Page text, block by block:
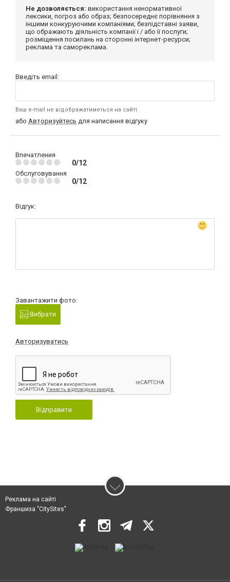
Не дозволяється: використання ненормативної
лексики, погроз або образ; безпосереднє порівняння з
іншими конкуруючими компаніями; безпідставні заяви,
що ображають діяльність компанії і / або її послуги;
розміщення посилань на сторонні інтернет-ресурси;
реклама та самореклама.
Введіть email:
Ваш e-mail не відображатиметься на сайті
або Авторизуйтесь для написання відгуку
Впечатления
0/12
Обслуговування
0/12
Відгук:
Завантажити фото:
Вибрати
Авторизуватись
Відправити
Реклама на сайті
Франшиза "CitySites"